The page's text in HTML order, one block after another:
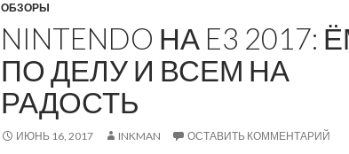
ОБЗОРЫ
NINTENDO НА E3 2017:
ПО ДЕЛУ И ВСЕМ НА
РАДОСТЬ
ИЮНЬ 16, 2017 INKMAN ОСТАВИТЬ КОММЕНТАРИЙ